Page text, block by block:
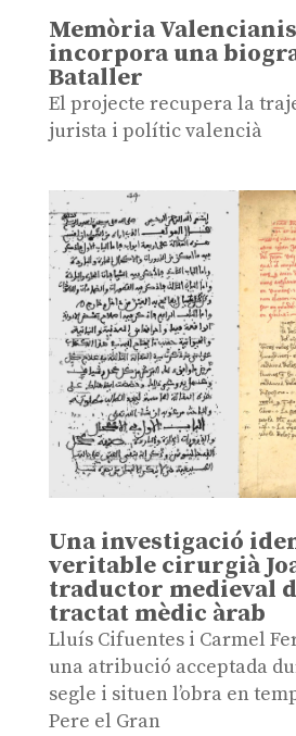
Memòria
incorpora una
Bataller
El projecte recupera la
jurista i polític valencià
Una investigació
veritable cirurgià
traductor medieval
tractat mèdic àrab
Lluís Cifuentes i Carmel
una atribució acceptada
segle i situen l’obra en
Pere el Gran